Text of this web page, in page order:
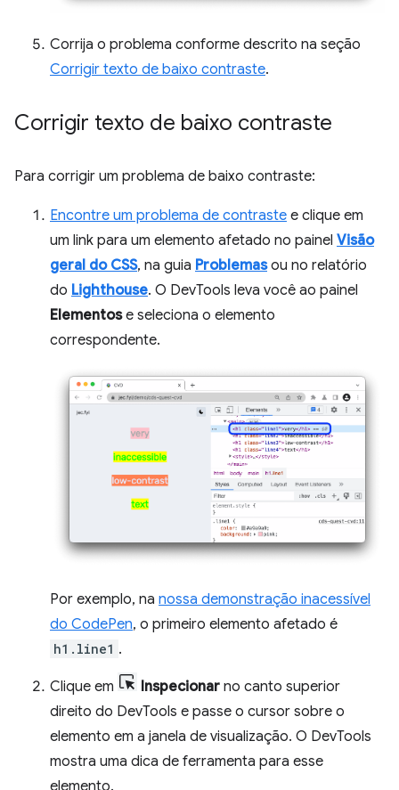
Corrija o problema conforme descrito na seção
Corrigir texto de baixo contraste.
Corrigir texto de baixo contraste
Para corrigir um problema de baixo contraste:
Encontre um problema de contraste e clique em
um link para um elemento afetado no painel Visão
geral do CSS, na guia Problemasou no relatório
do Lighthouse. O DevTools leva você ao painel
Elementose seleciona o elemento
correspondente.
Por exemplo, na nossa demonstração inacessível
do CodePen, o primeiro elemento afetado é
h1.line1 .
Clique em Inspecionar no canto superior
direito do DevTools e passe o cursor sobre o
elemento em a janela de visualização. O DevTools
mostra uma dica de ferramenta para esse
elemento.